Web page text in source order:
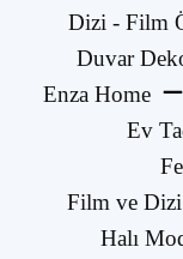
Dizi - Film
Duvar
Enza Home
Ev
Film ve
Halı